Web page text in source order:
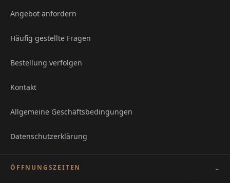
Angebot anfordern
Häufig gestellte Fragen
Bestellung verfolgen
Kontakt
Allgemeine Geschäftsbedingungen
Datenschutzerklärung
ÖFFNUNGSZEITEN